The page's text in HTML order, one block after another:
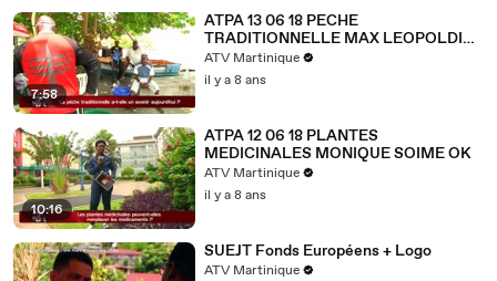
7:58
ATPA 13 06 18 PECHE
TRADITIONNELLE MAX LEOPOLDIE
OK
ATV Martinique
il y a 8 ans
10:16
ATPA 12 06 18 PLANTES
MEDICINALES MONIQUE SOIME OK
ATV Martinique
il y a 8 ans
SUEJT Fonds Européens + Logo
ATV Martinique